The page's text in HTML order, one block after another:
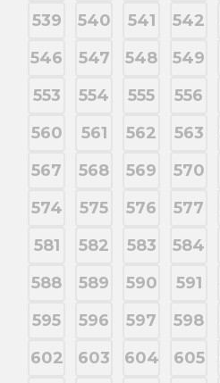
539
540 541 542
546
547 548 549
553
554 555 556
560
561 562 563
567
568 569 570
574
575 576 577
581
582 583 584
588
589 590 591
595
596 597 598
602
603 604 605